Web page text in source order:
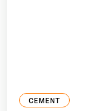
CEMENT